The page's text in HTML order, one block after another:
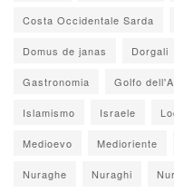
Costa Occidentale Sarda
Domus de janas Dorgali
Gastronomia Golfo
Islamismo Israele
Medioevo Medioriente
Nuraghe Nuraghi